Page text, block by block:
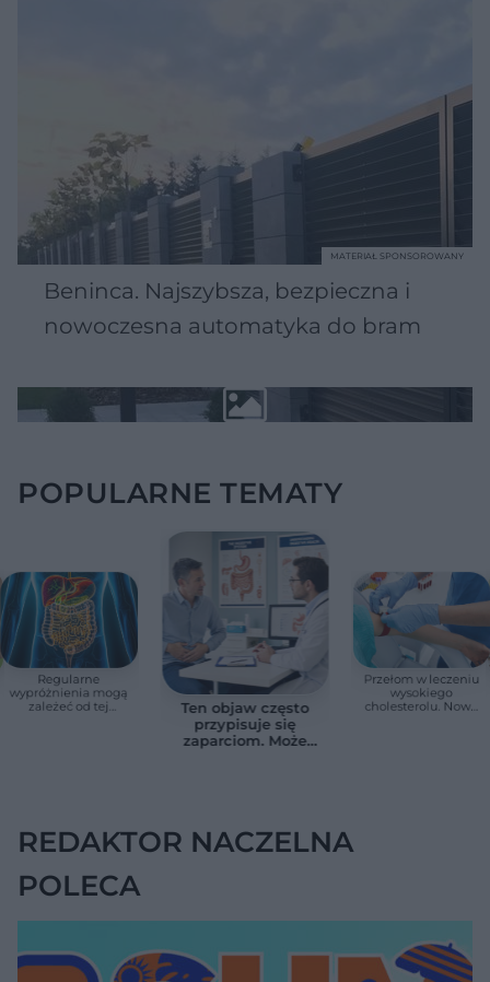
Beninca. Najszybsza, bezpieczna i
nowoczesna automatyka do bram
MATERIAŁ SPONSOROWANY
POPULARNE TEMATY
Regularne
wypróżnienia mogą
zależeć od tej
Ten objaw często
przypisuje się
zaparciom. Może
Przełom w leczeniu
wysokiego
cholesterolu. Nowa
REDAKTOR NACZELNA
POLECA